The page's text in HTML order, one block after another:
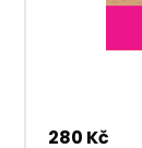
280 Kč